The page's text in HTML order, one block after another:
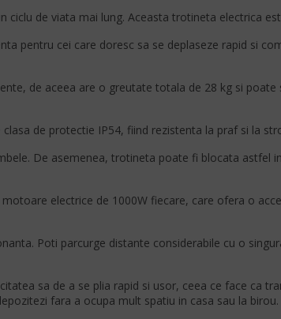
de viata mai lung. Aceasta trotineta electrica
pentru cei care doresc sa se deplaseze rapid si
de aceea are o greutate totala de 28 kg si
de protectie IP54, fiind rezistenta la praf si la
De asemenea, trotineta poate fi blocata astfel
electrice de 1000W fiecare, care ofera o
Poti parcurge distante considerabile cu o
sa de a se plia rapid si usor, ceea ce face ca
fara a ocupa mult spatiu in casa sau la birou.